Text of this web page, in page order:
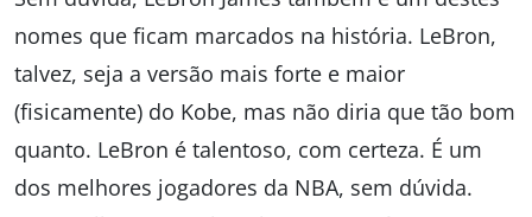
nomes que ficam marcados na história. LeBron,
talvez, seja a versão mais forte e maior
(fisicamente) do Kobe, mas não diria que tão bom
quanto. LeBron é talentoso, com certeza. É um
dos melhores jogadores da NBA, sem dúvida.